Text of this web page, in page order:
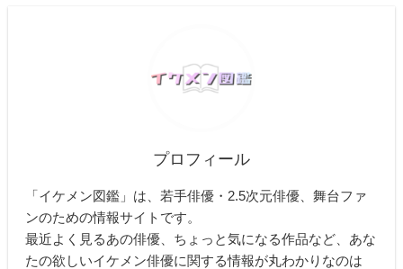
プロフィール
「イケメン図鑑」は、若手俳優・2.5次元俳優、舞台ファ
ンのための情報サイトです。
最近よく見るあの俳優、ちょっと気になる作品など、あな
たの欲しいイケメン俳優に関する情報が丸わかりなのは